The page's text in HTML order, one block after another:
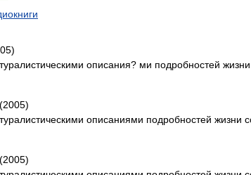
описания? ми подробностей
описаниями подробностей жизни